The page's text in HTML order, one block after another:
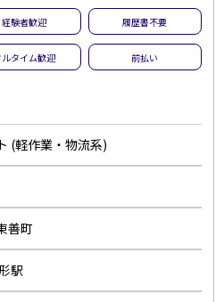
経験者歓迎 履歴書不要
ルタイム歓迎 前払い
(軽作業・物流系)
善町
駅